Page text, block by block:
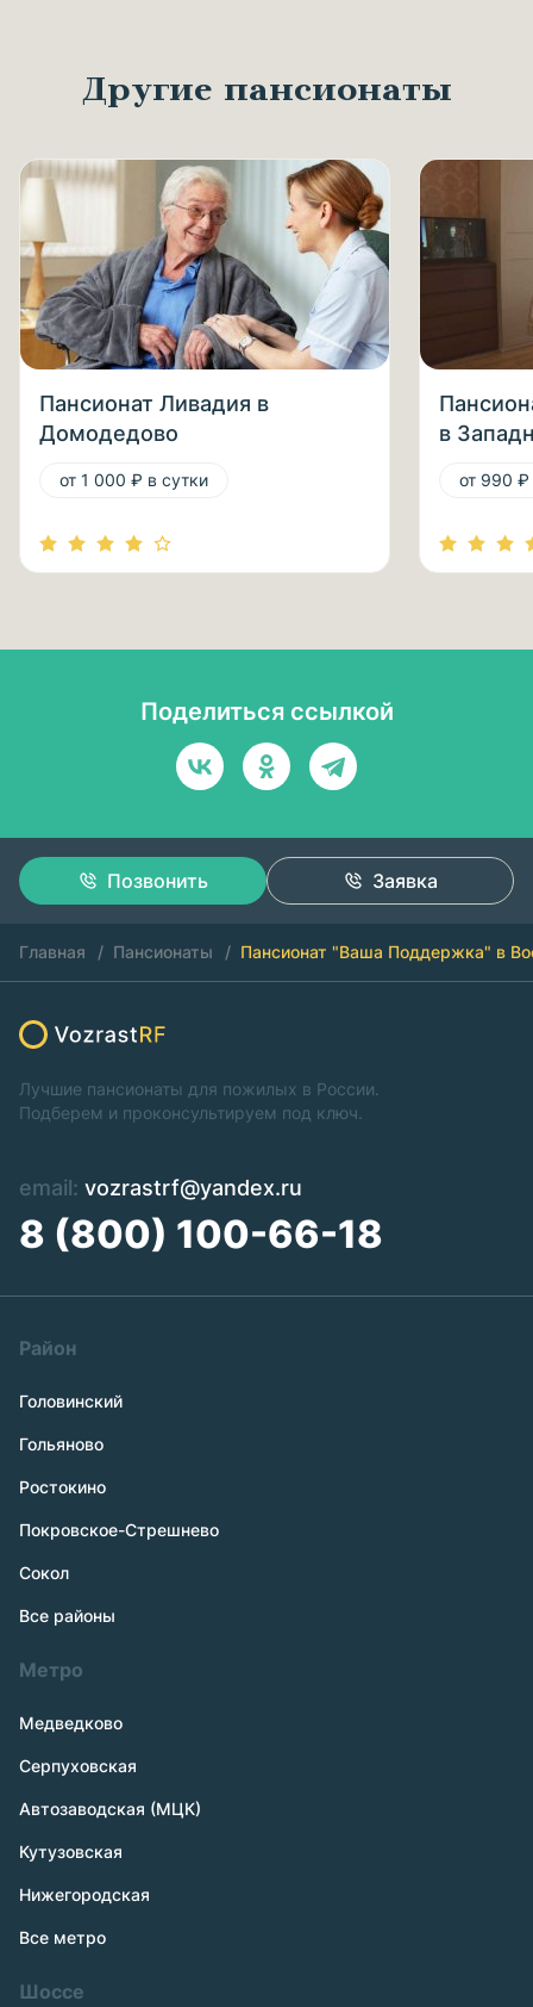
Другие пансионаты
Пансионат Ливадия в
Домодедово
от 1 000 ₽ в сутки
в
от 990 ₽
Поделиться ссылкой
Позвонить Заявка
Главная Пансионаты Пансионат "Ваша Поддержка" в
Лучшие пансионаты для пожилых в России.
Подберем и проконсультируем под ключ.
email: vozrastrf@yandex.ru
8 (800) 100-66-18
Район
Головинский
Гольяново
Ростокино
Покровское-Стрешнево
Сокол
Все районы
Метро
Медведково
Серпуховская
Автозаводская (МЦК)
Кутузовская
Нижегородская
Все метро
Шоссе